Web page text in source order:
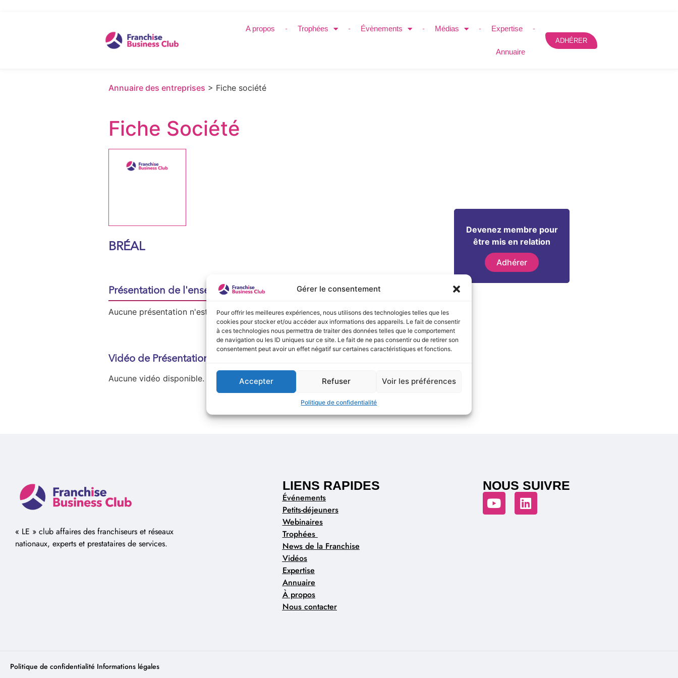
Gérer le consentement
Pour offrir les meilleures expériences, nous utilisons des technologies telles que les
cookies pour stocker et/ou accéder aux informations des appareils. Le fait de consentir
à ces technologies nous permettra de traiter des données telles que le comportement
de navigation ou les ID uniques sur ce site. Le fait de ne pas consentir ou de retirer son
consentement peut avoir un effet négatif sur certaines caractéristiques et fonctions.
Accepter Refuser Voir les préférences
Politique de confidentialité
A propos Trophées Évènements Médias Expertise
Annuaire
ADHÉRER
Annuaire des entreprises > Fiche société
Devenez membre pour
être mis en relation
Adhérer
Fiche Société
BRÉAL
Présentation de l'enseigne :
Aucune présentation n'est disponible actuellement !
Vidéo de Présentation
Aucune vidéo disponible.
« LE » club affaires des franchiseurs et réseaux
nationaux, experts et prestataires de services.
LIENS RAPIDES
Événements
Petits-déjeuners
Webinaires
Trophées
News de la Franchise
Vidéos
Expertise
Annuaire
À propos
Nous contacter
NOUS SUIVRE
Politique de confidentialité Informations légales